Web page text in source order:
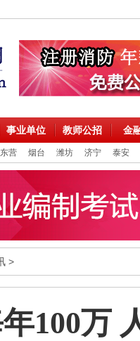
事业单位 教师公招 金
东营 烟台 潍坊 济宁 泰安
>
100万